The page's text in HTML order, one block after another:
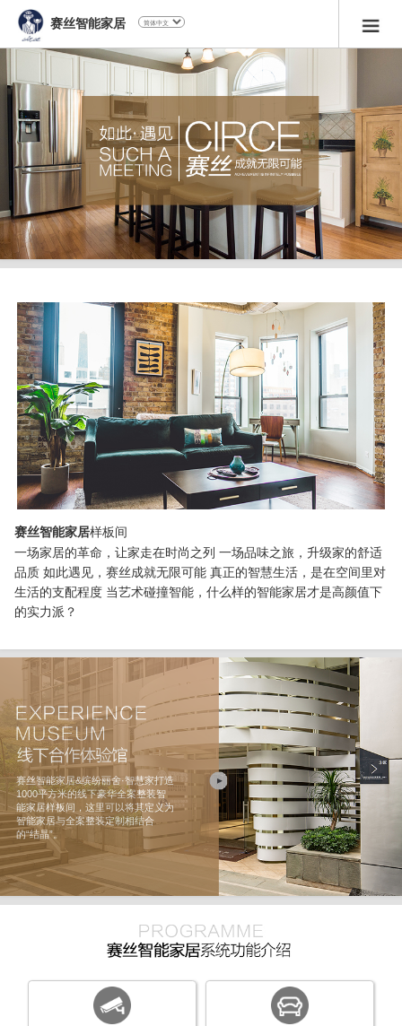
赛丝智能家居
赛丝智能家居样板间
一场家居的革命，让家走在时尚之列 一场品味之旅，升级家的舒适
品质 如此遇见，赛丝成就无限可能 真正的智慧生活，是在空间里对
生活的支配程度 当艺术碰撞智能，什么样的智能家居才是高颜值下
的实力派？
赛丝智能家居&缤纷丽舍·智慧家打造
1000平方米的线下豪华全案整装智
能家居样板间，这里可以将其定义为
智能家居与全案整装定制相结合
的“结晶”。